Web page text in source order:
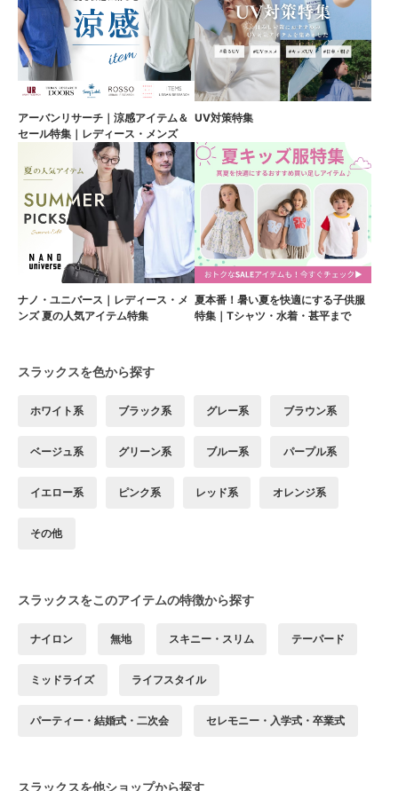
アーバンリサーチ｜涼感アイテム＆
セール特集｜レディース・メンズ
UV対策特集
ナノ・ユニバース｜レディース・メ
ンズ 夏の人気アイテム特集
夏本番！暑い夏を快適にする子供服
特集｜Tシャツ・水着・甚平まで
スラックスを色から探す
ホワイト系 ブラック系 グレー系 ブラウン系
ベージュ系 グリーン系 ブルー系 パープル系
イエロー系 ピンク系 レッド系 オレンジ系
その他
スラックスをこのアイテムの特徴から探す
ナイロン 無地 スキニー・スリム テーパード
ミッドライズ ライフスタイル
パーティー・結婚式・二次会 セレモニー・入学式・卒業式
スラックスを他ショップから探す